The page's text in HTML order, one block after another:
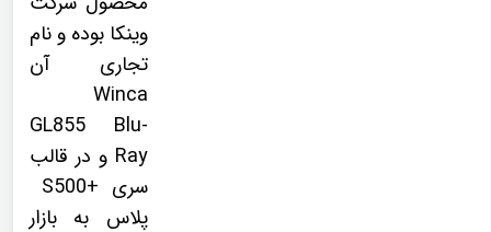
وینکا بوده و نام
تجاری آن
Winca
GL855 Blu-
Ray و در قالب
سری
پلاس به بازار